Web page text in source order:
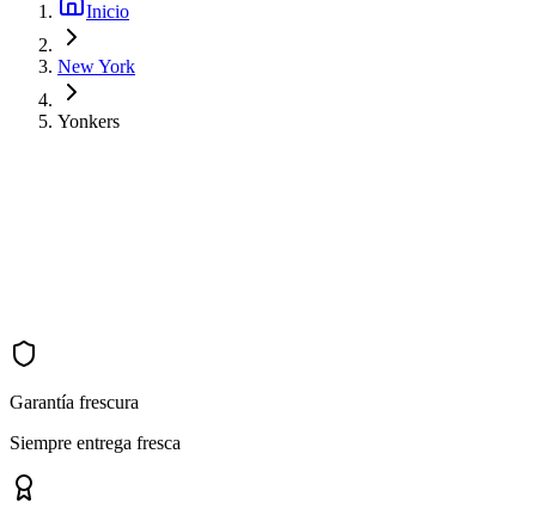
Inicio
New York
Yonkers
Garantía frescura
Siempre entrega fresca